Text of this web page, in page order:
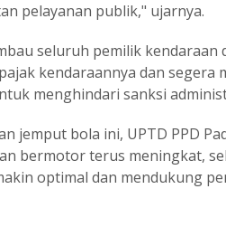
pelayanan publik," ujarnya.
seluruh pemilik kendaraan
kendaraannya dan segera
menghindari sanksi
jemput bola ini, UPTD PPD
bermotor terus meningkat,
optimal dan mendukung